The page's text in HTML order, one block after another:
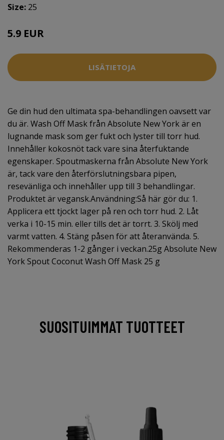
Size: 25
5.9 EUR
LISÄTIETOJA
Ge din hud den ultimata spa-behandlingen oavsett var
du är. Wash Off Mask från Absolute New York är en
lugnande mask som ger fukt och lyster till torr hud.
Innehåller kokosnöt tack vare sina återfuktande
egenskaper. Spoutmaskerna från Absolute New York
är, tack vare den återförslutningsbara pipen,
resevänliga och innehåller upp till 3 behandlingar.
Produktet är vegansk.Användning:Så här gör du: 1.
Applicera ett tjockt lager på ren och torr hud. 2. Låt
verka i 10-15 min. eller tills det är torrt. 3. Skölj med
varmt vatten. 4. Stäng påsen för att återanvända. 5.
Rekommenderas 1-2 gånger i veckan.25g Absolute New
York Spout Coconut Wash Off Mask 25 g
SUOSITUIMMAT TUOTTEET